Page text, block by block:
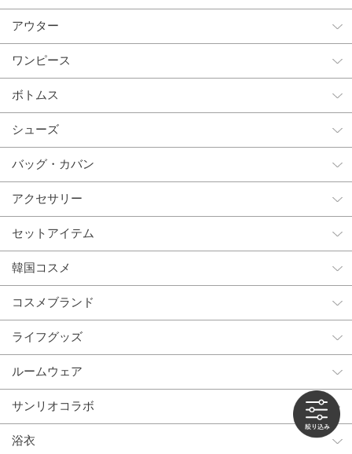
アウター
ワンピース
ボトムス
シューズ
バッグ・カバン
アクセサリー
セットアイテム
韓国コスメ
コスメブランド
ライフグッズ
ルームウェア
サンリオコラボ
浴衣